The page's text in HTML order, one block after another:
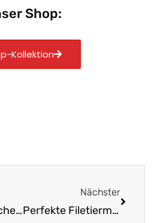
Shop:
Kollektion
Perfekte Brotscheiben: Solinger Messer im Test
Nächster
Perfekte Filetiermesser aus Solingen für Küche und Grill